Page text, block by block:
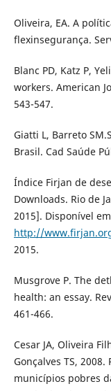
Oliveira, EA. A
flexinsegurança.
Blanc PD, Katz P,
workers. American
543-547.
Giatti L, Barreto
Brasil. Cad Saúde
Índice Firjan de
Downloads. Rio de
2015]. Disponível
http://
2015.
Musgrove P. The
health: an essay.
461-466.
Cesar JA, Oliveira
Gonçalves TS,
municípios pobres